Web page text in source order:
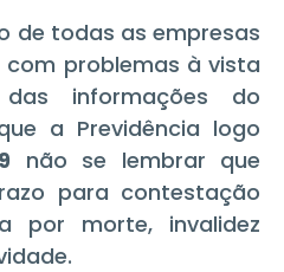
de todas as empresas
problemas à vista
informações do
a Previdência logo
não se lembrar que
para contestação
por morte, invalidez